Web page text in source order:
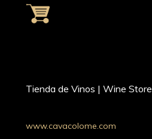
Tienda de Vinos | Wine Store
www.cavacolome.com